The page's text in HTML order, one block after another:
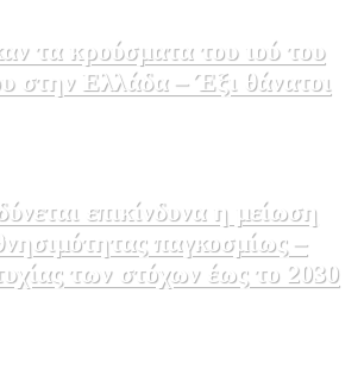
τα κρούσματα του ιού του
στην Ελλάδα – Έξι θάνατοι
επικίνδυνα η μείωση
παγκοσμίως –
των στόχων έως το 2030